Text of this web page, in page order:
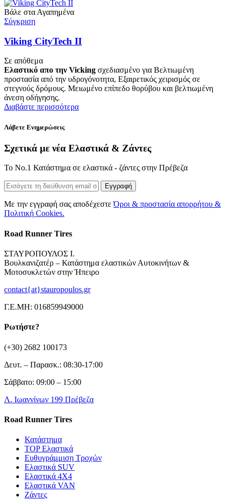
Βάλε στα Αγαπημένα
Σύγκριση
Viking CityTech II
Σε απόθεμα
Ελαστικό απο την Vicking σχεδιασμένο για Βελτιωμένη
προστασία από την υδρογόνοτητα, Εξαιρετικός χειρισμός σε
στεγνούς δρόμους. Μειωμένο επίπεδο θορύβου και βελτιωμένη
άνεση οδήγησης.
Διαβάστε περισσότερα
Λάβετε Ενημερώσεις
Σχετικά με νέα Ελαστικά & Ζάντες
Το Νο.1 Κατάστημα σε ελαστικά - ζάντες στην Πρέβεζα
Εγγραφή
Με την εγγραφή σας αποδέχεστεΌροι & προστασία απορρήτου &
Πολιτική Cookies.
Road Runner Tires
ΣΤΑΥΡΟΠΟΥΛΟΣ Ι.
Βουλκανιζατέρ – Κατάστημα ελαστικών Αυτοκινήτων &
Μοτοσυκλετών στην Ήπειρο
contact{at}stauropoulos.gr
Γ.Ε.ΜΗ: 016859949000
Ρωτήστε?
(+30) 2682 100173
Δευτ. – Παρασκ.: 08:30-17:00
Σάββατο: 09:00 – 15:00
Λ. Ιωαννίνων 199 Πρέβεζα
Road Runner Tires
Κατάστημα
TOP Ελαστικά
Ευθυγράμμιση Τροχών
Ελαστικά SUV
Ελαστικά 4X4
Ελαστικά VAN
Ζάντες